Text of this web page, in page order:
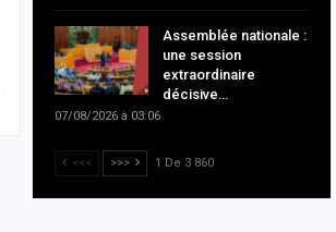
Assemblée nationale :
une session
extraordinaire
décisive…
07/08/2026 à 03:06
<<< >>> 1 De 3 860